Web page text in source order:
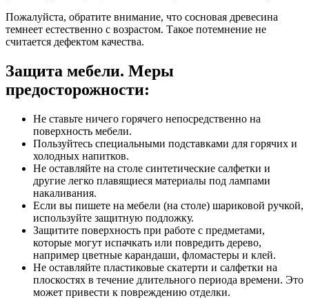
Пожалуйста, обратите внимание, что сосновая древесина
темнеет естественно с возрастом. Такое потемнение не
считается дефектом качества.
Защита мебели. Меры
предосторожности:
Не ставьте ничего горячего непосредственно на
поверхность мебели.
Пользуйтесь специальными подставками для горячих и
холодных напитков.
Не оставляйте на столе синтетические салфетки и
другие легко плавящиеся материалы под лампами
накаливания.
Если вы пишете на мебели (на столе) шариковой ручкой,
используйте защитную подложку.
Защитите поверхность при работе с предметами,
которые могут испачкать или повредить дерево,
например цветные карандаши, фломастеры и клей.
Не оставляйте пластиковые скатерти и салфетки на
плоскостях в течение длительного периода времени. Это
может привести к повреждению отделки.